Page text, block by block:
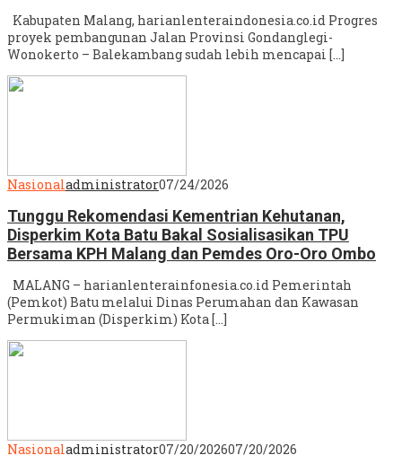
Kabupaten Malang, harianlenteraindonesia.co.id Progres
proyek pembangunan Jalan Provinsi Gondanglegi-
Wonokerto – Balekambang sudah lebih mencapai […]
Nasionaladministrator07/24/2026
Tunggu Rekomendasi Kementrian Kehutanan,
Disperkim Kota Batu Bakal Sosialisasikan TPU
Bersama KPH Malang dan Pemdes Oro-Oro Ombo
MALANG – harianlenterainfonesia.co.id Pemerintah
(Pemkot) Batu melalui Dinas Perumahan dan Kawasan
Permukiman (Disperkim) Kota […]
Nasionaladministrator07/20/202607/20/2026